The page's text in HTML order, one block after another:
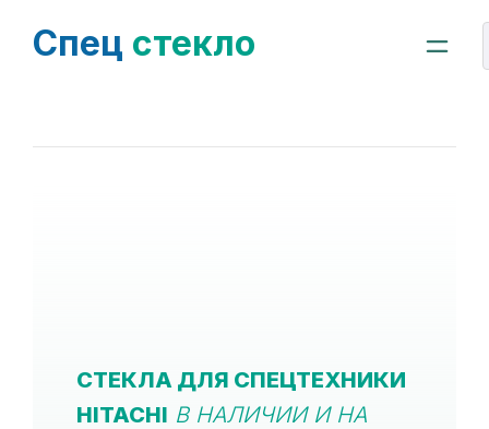
Спец стекло
СТЕКЛА ДЛЯ СПЕЦТЕХНИКИ
HITACHI В НАЛИЧИИ И НА